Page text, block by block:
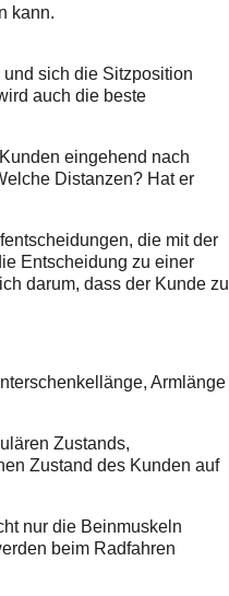
kann.
sich die Sitzposition
auch die beste
eingehend nach
Distanzen? Hat er
die mit der
Entscheidung zu einer
darum, dass der Kunde zu
Armlänge
Zustands,
Zustand des Kunden auf
nur die Beinmuskeln
beim Radfahren